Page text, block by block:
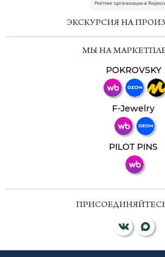
ЭКСКУРСИЯ НА
МЫ НА
POKROVSKY
F-Jewelry
PILOT PINS